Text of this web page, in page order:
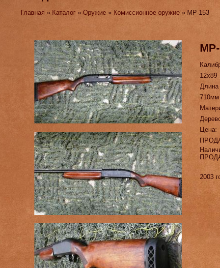
Главная » Каталог »Оружие » Комиссионное оружие » МР-153
МР-
12х89
710мм
Цена:
2003